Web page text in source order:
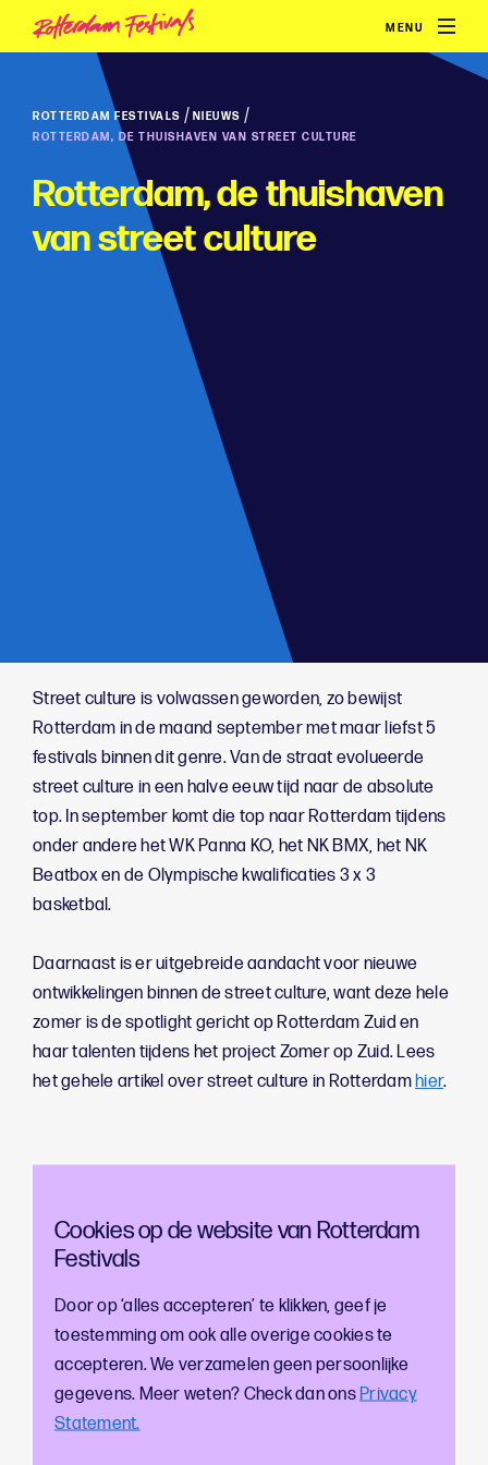
Cookies op de website van Rotterdam
Festivals
Door op ‘alles accepteren’ te klikken, geef je
toestemming om ook alle overige cookies te
accepteren. We verzamelen geen persoonlijke
gegevens. Meer weten? Check dan ons Privacy
Statement.
MENU
ROTTERDAM FESTIVALS / NIEUWS /
ROTTERDAM, DE THUISHAVEN VAN STREET CULTURE
Rotterdam, de thuishaven
van street culture
Street culture is volwassen geworden, zo bewijst
Rotterdam in de maand september met maar liefst 5
festivals binnen dit genre. Van de straat evolueerde
street culture in een halve eeuw tijd naar de absolute
top. In september komt die top naar Rotterdam tijdens
onder andere het WK Panna KO, het NK BMX, het NK
Beatbox en de Olympische kwalificaties 3 x 3
basketbal.
Daarnaast is er uitgebreide aandacht voor nieuwe
ontwikkelingen binnen de street culture, want deze hele
zomer is de spotlight gericht op Rotterdam Zuid en
haar talenten tijdens het project Zomer op Zuid. Lees
het gehele artikel over street culture in Rotterdamhier.